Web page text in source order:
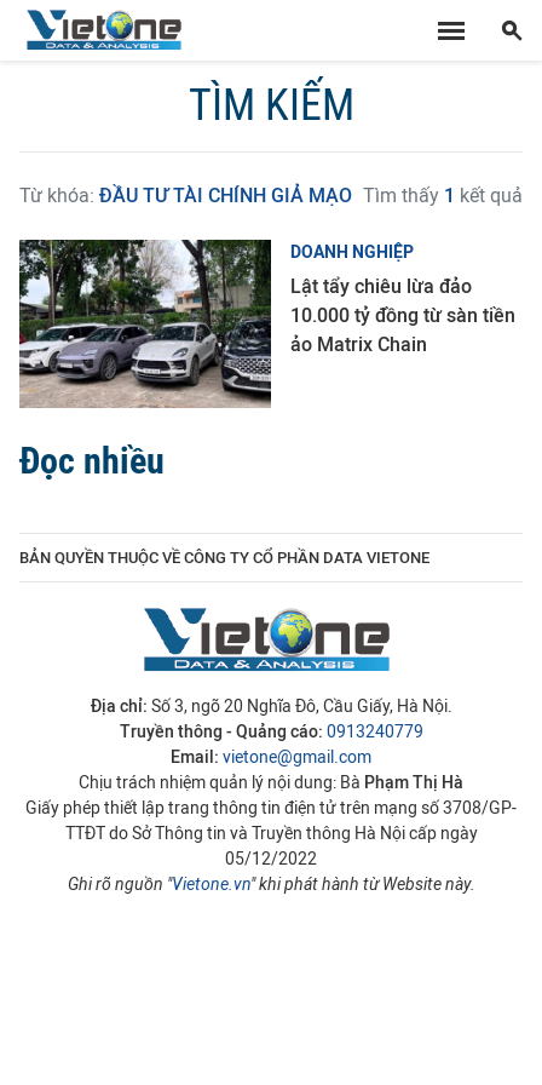
TÌM KIẾM
Từ khóa: ĐẦU TƯ TÀI CHÍNH GIẢ MẠO Tìm thấy 1 kết quả
DOANH NGHIỆP
Lật tẩy chiêu lừa đảo
10.000 tỷ đồng từ sàn tiền
ảo Matrix Chain
Đọc nhiều
BẢN QUYỀN THUỘC VỀ CÔNG TY CỔ PHẦN DATA VIETONE
Địa chỉ: Số 3, ngõ 20 Nghĩa Đô, Cầu Giấy, Hà Nội.
Truyền thông - Quảng cáo: 0913240779
Email: vietone@gmail.com
Chịu trách nhiệm quản lý nội dung: Bà Phạm Thị Hà
Giấy phép thiết lập trang thông tin điện tử trên mạng số 3708/GP-
TTĐT do Sở Thông tin và Truyền thông Hà Nội cấp ngày
05/12/2022
Ghi rõ nguồn "Vietone.vn" khi phát hành từ Website này.